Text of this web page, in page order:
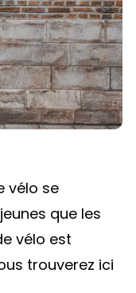
vélo se
que les
vélo est
trouverez ici